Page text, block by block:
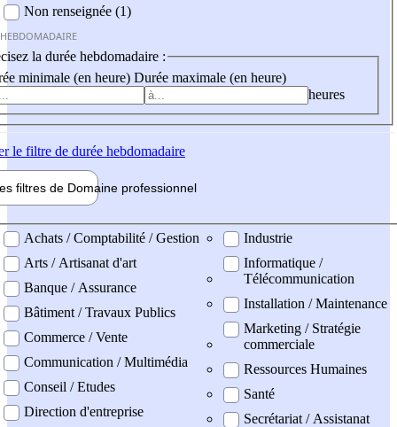
Non renseignée (1)
la durée hebdomadaire :
minimale (en heure) Durée maximale (en heure)
heures
le filtre de durée hebdomadaire
filtres de Domaine professionnel
professionel
Achats / Comptabilité / Gestion
Arts / Artisanat d'art
Banque / Assurance
Bâtiment / Travaux Publics
Commerce / Vente
Communication / Multimédia
Conseil / Etudes
Direction d'entreprise
Industrie
Informatique /
Télécommunication
Installation / Maintenance
Marketing / Stratégie
commerciale
Ressources Humaines
Santé
Secrétariat / Assistanat